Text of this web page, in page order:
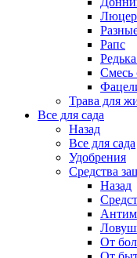
Рапс
Смесь
Трава для
Все для сада
Назад
Все для сада
Удобрения
Средства
Назад
От